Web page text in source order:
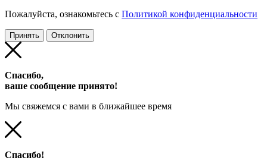
Пожалуйста, ознакомьтесь с Политикой конфиденциальности
Принять Отклонить
Спасибо,
ваше сообщение принято!
Мы свяжемся с вами в ближайшее время
Спасибо!